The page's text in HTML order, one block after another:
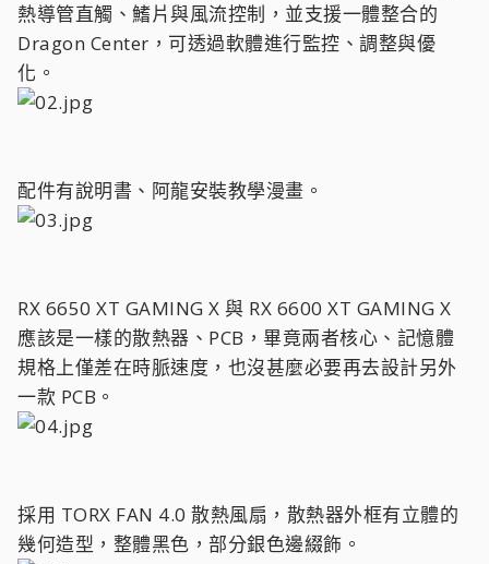
熱導管直觸、鰭片與風流控制，並支援一體整合的
Dragon Center，可透過軟體進行監控、調整與優
化。
配件有說明書、阿龍安裝教學漫畫。
RX 6650 XT GAMING X 與 RX 6600 XT GAMING X
應該是一樣的散熱器、PCB，畢竟兩者核心、記憶體
規格上僅差在時脈速度，也沒甚麼必要再去設計另外
一款 PCB。
採用 TORX FAN 4.0 散熱風扇，散熱器外框有立體的
幾何造型，整體黑色，部分銀色邊綴飾。